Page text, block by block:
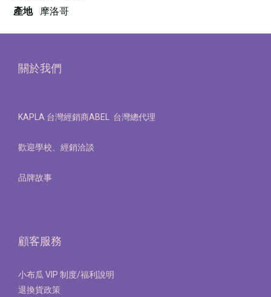
產地 摩洛哥
關於我們
KAPLA 台灣經銷商ABEL 台灣總代理
歡迎學校、經銷洽談
品牌故事
顧客服務
小布瓜 VIP 制度/福利說明
退換貨政策